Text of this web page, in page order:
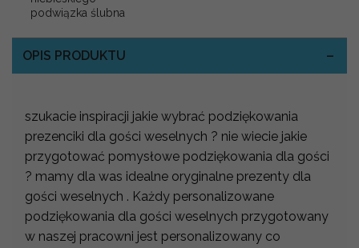
podwiązka ślubna
OPIS PRODUKTU
szukacie inspiracji jakie wybrać podziękowania
prezenciki dla gości weselnych ? nie wiecie jakie
przygotować pomysłowe podziękowania dla gości
? mamy dla was idealne oryginalne prezenty dla
gości weselnych . Każdy personalizowane
podziękowania dla gości weselnych przygotowany
w naszej pracowni jest personalizowany co